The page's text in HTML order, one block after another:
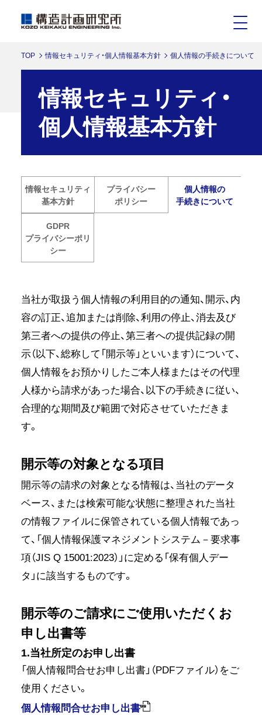
TOP 情報セキュリティ・個人情報基本方針 個人情報の手続きについて
情報セキュリティ・
個人情報基本方針
情報セキュリティ
基本方針
プライバシー
ポリシー
個人情報の
手続きについて
GDPR
プライバシーポリ
シー
当社が取扱う個人情報の利用目的の通知、開示、内
容の訂正、追加または削除、利用の停止、消去及び
第三者への提供の停止、第三者への提供記録の開
示（以下、総称して「開示等」といいます）について、
個人情報をお預かりしたご本人様またはその代理
人様から請求があった場合、以下の手続きに従い、
合理的な期間及び範囲で対応させていただきま
す。
開示等の対象となる項目
開示等の請求の対象となる情報は、当社のデータ
ベース、または検索可能な状態に整理された当社
の情報ファイルに保管されている個人情報であっ
て、「個人情報保護マネジメントシステム－要求事
項（JIS Q 15001:2023）」に定める「保有個人デー
タ」に該当するものです。
開示等のご請求にご使用いただくお
申し出書等
1.当社所定のお申し出書
「個人情報問合せお申し出書」（PDFファイル）をご
使用ください。
個人情報問合せお申し出書